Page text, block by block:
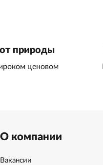
природы
ценовом
О компании
Вакансии